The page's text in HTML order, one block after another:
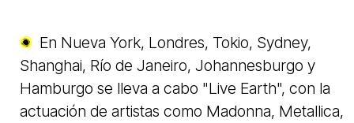
En Nueva York, Londres, Tokio, Sydney,
Shanghai, Río de Janeiro, Johannesburgo y
Hamburgo se lleva a cabo "Live Earth", con la
actuación de artistas como Madonna, Metallica,